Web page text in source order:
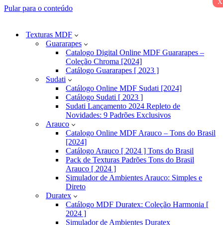
Pular para o conteúdo
Texturas MDF
Guararapes
Catalogo Digital Online MDF Guararapes –
Coleção Chroma [2024]
Catálogo Guararapes [ 2023 ]
Sudati
Catálogo Online MDF Sudati [2024]
Catálogo Sudati [ 2023 ]
Sudati Lançamento 2024 Repleto de
Novidades: 9 Padrões Exclusivos
Arauco
Catalogo Online MDF Arauco – Tons do Brasil
[2024]
Catálogo Arauco [ 2024 ] Tons do Brasil
Pack de Texturas Padrões Tons do Brasil
Arauco [ 2024 ]
Simulador de Ambientes Arauco: Simples e
Direto
Duratex
Catálogo MDF Duratex: Coleção Harmonia [
2024 ]
Simulador de Ambientes Duratex